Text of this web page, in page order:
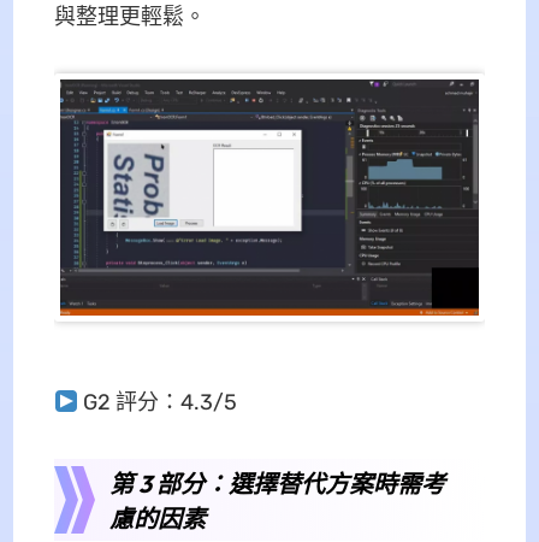
與整理更輕鬆。
G2 評分：4.3/5
第 3 部分：選擇替代方案時需考
慮的因素